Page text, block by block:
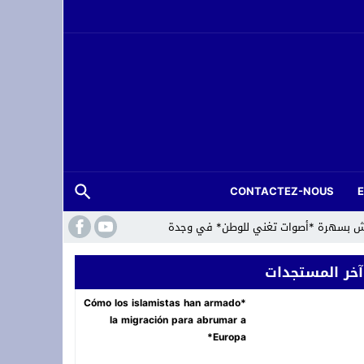
CONTACTEZ-NOUS
بسهرة *أصوات تغني للوطن* في وجدة
آخر المستجدات
*Cómo los islamistas han armado
la migración para abrumar a
Europa*